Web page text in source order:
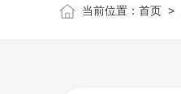
当前位置： 首页>